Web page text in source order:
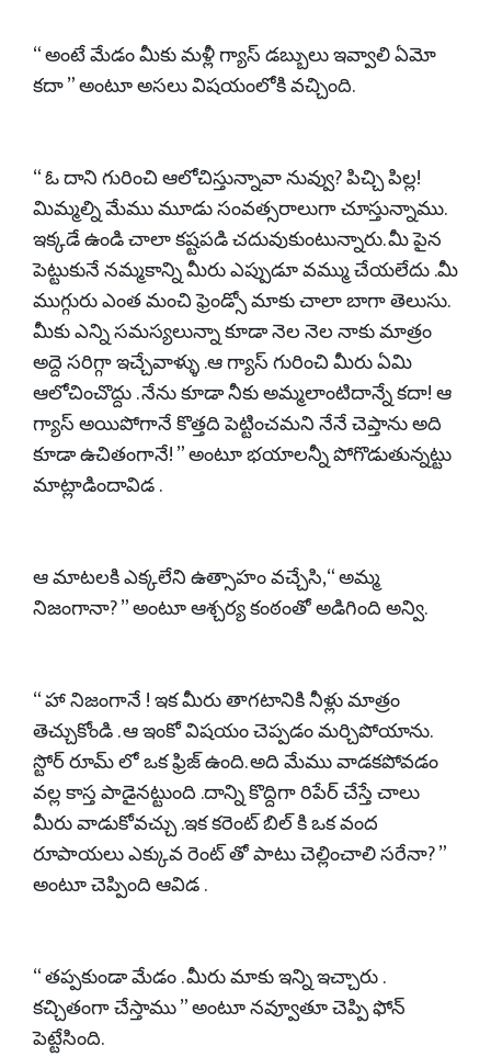
“ అంటే మేడం మీకు మళ్లీ గ్యాస్ డబ్బులు ఇవ్వాలి ఏమో
కదా ” అంటూ అసలు విషయంలోకి వచ్చింది.
“ ఓ దాని గురించి ఆలోచిస్తున్నావా నువ్వు? పిచ్చి పిల్ల!
మిమ్మల్ని మేము మూడు సంవత్సరాలుగా చూస్తున్నాము.
ఇక్కడే ఉండి చాలా కష్టపడి చదువుకుంటున్నారు. మీ పైన
పెట్టుకునే నమ్మకాన్ని మీరు ఎప్పుడూ వమ్ము చేయలేదు .మీ
ముగ్గురు ఎంత మంచి ఫ్రెండ్సో మాకు చాలా బాగా తెలుసు.
మీకు ఎన్ని సమస్యలున్నా కూడా నెల నెల నాకు మాత్రం
అద్దె సరిగ్గా ఇచ్చేవాళ్ళు .ఆ గ్యాస్ గురించి మీరు ఏమి
ఆలోచించొద్దు . నేను కూడా నీకు అమ్మలాంటిదాన్నే కదా! ఆ
గ్యాస్ అయిపోగానే కొత్తది పెట్టించమని నేనే చెప్తాను అది
కూడా ఉచితంగానే! ” అంటూ భయాలన్నీ పోగొడుతున్నట్టు
మాట్లాడిందావిడ .
ఆ మాటలకి ఎక్కలేని ఉత్సాహం వచ్చేసి,“ అమ్మ
నిజంగానా? ” అంటూ ఆశ్చర్య కంఠంతో అడిగింది అన్వి.
“ హా నిజంగానే ! ఇక మీరు తాగటానికి నీళ్లు మాత్రం
తెచ్చుకోండి . ఆ ఇంకో విషయం చెప్పడం మర్చిపోయాను.
స్టోర్ రూమ్ లో ఒక ఫ్రిజ్ ఉంది. అది మేము వాడకపోవడం
వల్ల కాస్త పాడైనట్టుంది .దాన్ని కొద్దిగా రిపేర్ చేస్తే చాలు
మీరు వాడుకోవచ్చు .ఇక కరెంట్ బిల్ కి ఒక వంద
రూపాయలు ఎక్కువ రెంట్ తో పాటు చెల్లించాలి సరేనా? ”
అంటూ చెప్పింది ఆవిడ .
“ తప్పకుండా మేడం . మీరు మాకు ఇన్ని ఇచ్చారు .
కచ్చితంగా చేస్తాము ” అంటూ నవ్వూతూ చెప్పి ఫోన్
పెట్టేసింది.